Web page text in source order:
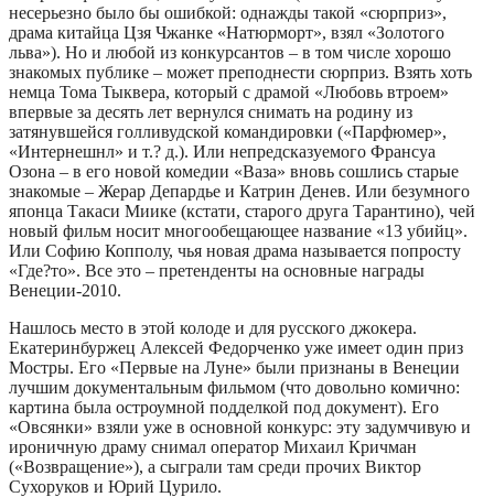
несерьезно было бы ошибкой: однажды такой «сюрприз»,
драма китайца Цзя Чжанке «Натюрморт», взял «Золотого
льва»). Но и любой из конкурсантов – в том числе хорошо
знакомых публике – может преподнести сюрприз. Взять хоть
немца Тома Тыквера, который с драмой «Любовь втроем»
впервые за десять лет вернулся снимать на родину из
затянувшейся голливудской командировки («Парфюмер»,
«Интернешнл» и т.? д.). Или непредсказуемого Франсуа
Озона – в его новой комедии «Ваза» вновь сошлись старые
знакомые – Жерар Депардье и Катрин Денев. Или безумного
японца Такаси Миике (кстати, старого друга Тарантино), чей
новый фильм носит многообещающее название «13 убийц».
Или Софию Копполу, чья новая драма называется попросту
«Где?то». Все это – претенденты на основные награды
Венеции-2010.
Нашлось место в этой колоде и для русского джокера.
Екатеринбуржец Алексей Федорченко уже имеет один приз
Мостры. Его «Первые на Луне» были признаны в Венеции
лучшим документальным фильмом (что довольно комично:
картина была остроумной подделкой под документ). Его
«Овсянки» взяли уже в основной конкурс: эту задумчивую и
ироничную драму снимал оператор Михаил Кричман
(«Возвращение»), а сыграли там среди прочих Виктор
Сухоруков и Юрий Цурило.